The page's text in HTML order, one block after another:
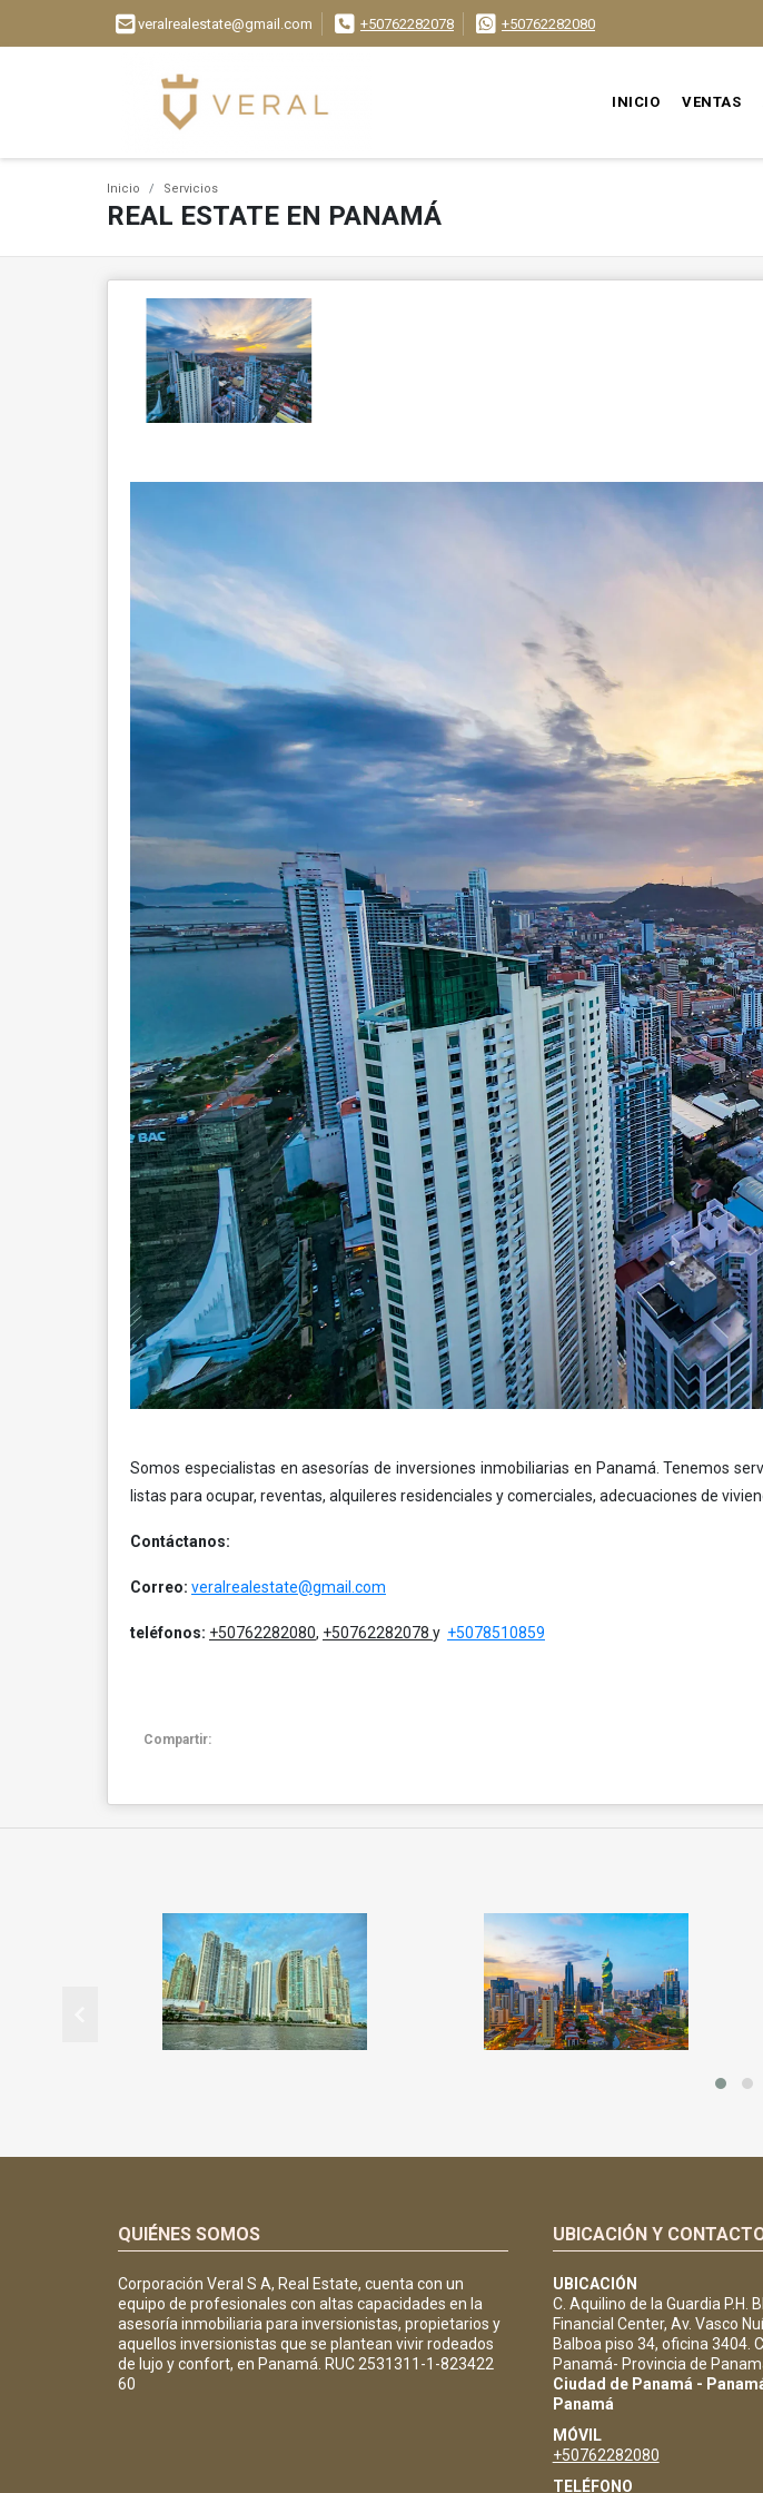
veralrealestate@gmail.com +50762282078 +50762282080
INICIO VENTAS
Inicio Servicios
REAL ESTATE EN PANAMÁ
Somos especialistas en asesorías de inversiones inmobiliarias en Panamá. Tenemos
listas para ocupar, reventas, alquileres residenciales y comerciales, adecuaciones de
Contáctanos:
Correo: veralrealestate@gmail.com
teléfonos: +50762282080, +50762282078 y +5078510859
Compartir:
QUIÉNES SOMOS
Corporación Veral S A, Real Estate, cuenta con un
equipo de profesionales con altas capacidades en la
asesoría inmobiliaria para inversionistas, propietarios y
aquellos inversionistas que se plantean vivir rodeados
de lujo y confort, en Panamá. RUC 2531311-1-823422
60
UBICACIÓN Y
UBICACIÓN
C. Aquilino de la Guardia P.H.
Financial Center, Av. Vasco
Balboa piso 34, oficina 3404.
Panamá- Provincia de
Ciudad de Panamá -
Panamá
MÓVIL
+50762282080
TELÉFONO